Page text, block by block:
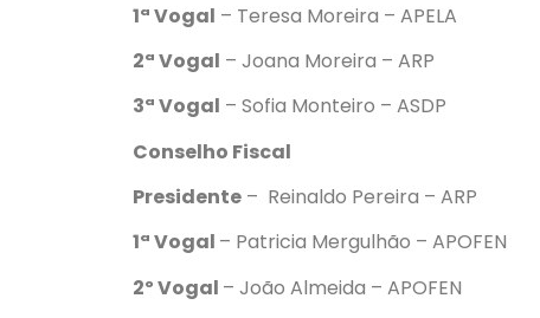
1ª Vogal – Teresa Moreira – APELA
2ª Vogal – Joana Moreira – ARP
3ª Vogal – Sofia Monteiro – ASDP
Conselho Fiscal
Presidente – Reinaldo Pereira – ARP
1ª Vogal – Patricia Mergulhão – APOFEN
2º Vogal – João Almeida – APOFEN